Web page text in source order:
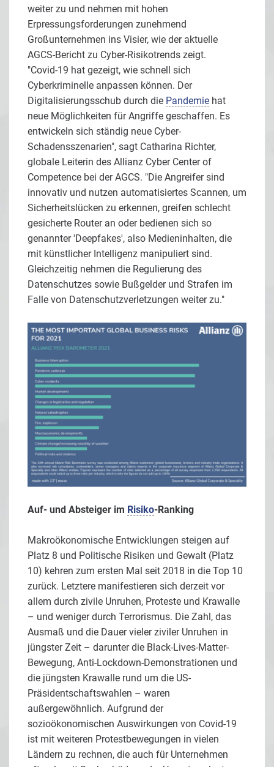
weiter zu und nehmen mit hohen
Erpressungsforderungen zunehmend
Großunternehmen ins Visier, wie der aktuelle
AGCS-Bericht zu Cyber-Risikotrends zeigt.
"Covid-19 hat gezeigt, wie schnell sich
Cyberkriminelle anpassen können. Der
Digitalisierungsschub durch die Pandemie hat
neue Möglichkeiten für Angriffe geschaffen. Es
entwickeln sich ständig neue Cyber-
Schadensszenarien", sagt Catharina Richter,
globale Leiterin des Allianz Cyber Center of
Competence bei der AGCS. "Die Angreifer sind
innovativ und nutzen automatisiertes Scannen, um
Sicherheitslücken zu erkennen, greifen schlecht
gesicherte Router an oder bedienen sich so
genannter 'Deepfakes', also Medieninhalten, die
mit künstlicher Intelligenz manipuliert sind.
Gleichzeitig nehmen die Regulierung des
Datenschutzes sowie Bußgelder und Strafen im
Falle von Datenschutzverletzungen weiter zu."
Auf- und Absteiger im Risiko-Ranking
Makroökonomische Entwicklungen steigen auf
Platz 8 und Politische Risiken und Gewalt (Platz
10) kehren zum ersten Mal seit 2018 in die Top 10
zurück. Letztere manifestieren sich derzeit vor
allem durch zivile Unruhen, Proteste und Krawalle
– und weniger durch Terrorismus. Die Zahl, das
Ausmaß und die Dauer vieler ziviler Unruhen in
jüngster Zeit – darunter die Black-Lives-Matter-
Bewegung, Anti-Lockdown-Demonstrationen und
die jüngsten Krawalle rund um die US-
Präsidentschaftswahlen – waren
außergewöhnlich. Aufgrund der
sozioökonomischen Auswirkungen von Covid-19
ist mit weiteren Protestbewegungen in vielen
Ländern zu rechnen, die auch für Unternehmen